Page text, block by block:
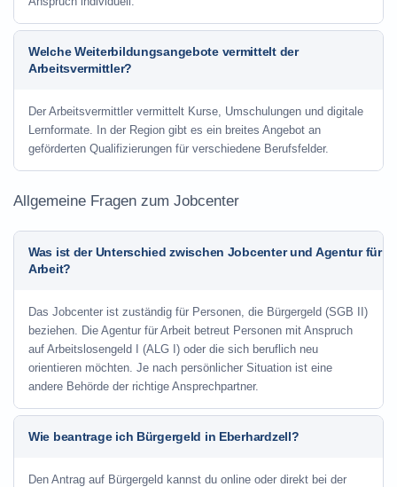
Welche Weiterbildungsangebote vermittelt der
Arbeitsvermittler?
Der Arbeitsvermittler vermittelt Kurse, Umschulungen und digitale
Lernformate. In der Region gibt es ein breites Angebot an
geförderten Qualifizierungen für verschiedene Berufsfelder.
Allgemeine Fragen zum Jobcenter
Was ist der Unterschied zwischen Jobcenter und Agentur für
Arbeit?
Das Jobcenter ist zuständig für Personen, die Bürgergeld (SGB II)
beziehen. Die Agentur für Arbeit betreut Personen mit Anspruch
auf Arbeitslosengeld I (ALG I) oder die sich beruflich neu
orientieren möchten. Je nach persönlicher Situation ist eine
andere Behörde der richtige Ansprechpartner.
Wie beantrage ich Bürgergeld in Eberhardzell?
Den Antrag auf Bürgergeld kannst du online oder direkt bei der